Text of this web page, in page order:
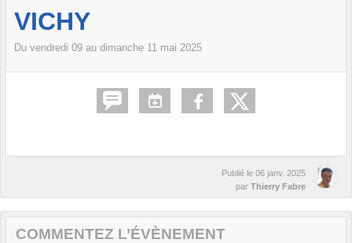
VICHY
Du vendredi 09 au dimanche 11 mai 2025
Publié le 06 janv. 2025
par Thierry Fabre
COMMENTEZ L’ÉVÈNEMENT